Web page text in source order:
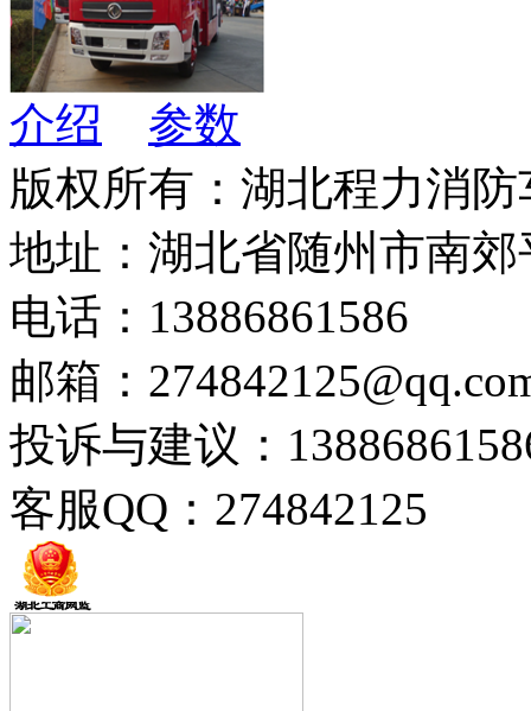
介绍
参数
版权所有：湖北程力消
地址：湖北省随州市南
电话：13886861586
邮箱：
投诉与建议：
客服QQ：274842125